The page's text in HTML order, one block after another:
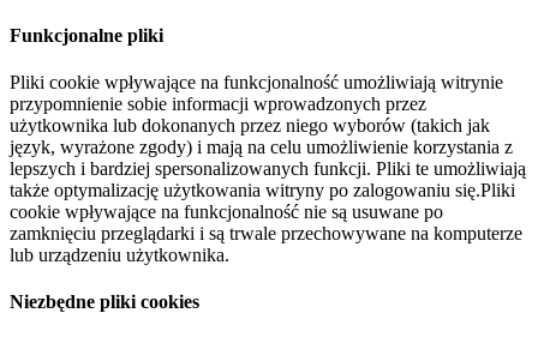
Funkcjonalne pliki
Pliki cookie wpływające na funkcjonalność umożliwiają witrynie
przypomnienie sobie informacji wprowadzonych przez
użytkownika lub dokonanych przez niego wyborów (takich jak
język, wyrażone zgody) i mają na celu umożliwienie korzystania z
lepszych i bardziej spersonalizowanych funkcji. Pliki te umożliwiają
także optymalizację użytkowania witryny po zalogowaniu się.Pliki
cookie wpływające na funkcjonalność nie są usuwane po
zamknięciu przeglądarki i są trwale przechowywane na komputerze
lub urządzeniu użytkownika.
Niezbędne pliki cookies